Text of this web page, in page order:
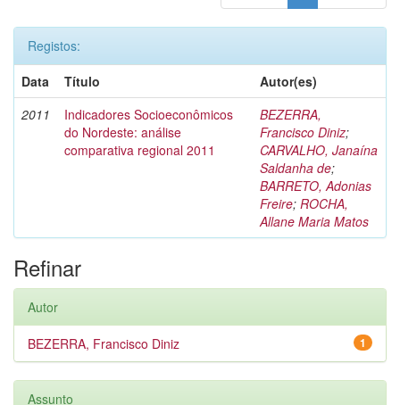
Registos:
Data
Título
Autor(es)
2011
Indicadores Socioeconômicos
do Nordeste: análise
comparativa regional 2011
BEZERRA,
Francisco Diniz;
CARVALHO, Janaína
Saldanha de;
BARRETO, Adonias
Freire; ROCHA,
Allane Maria Matos
Refinar
Autor
1
BEZERRA, Francisco Diniz
Assunto